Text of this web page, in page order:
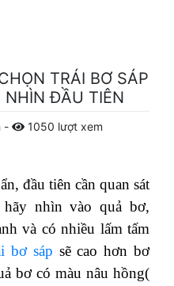
TRÁI BƠ SÁP
NHÌN ĐẦU TIÊN
- 1050 lượt xem
đầu tiên cần quan sát
nhìn vào quả bơ,
và có nhiều lấm tấm
bơ sáp sẽ cao hơn bơ
bơ có màu nâu hồng(